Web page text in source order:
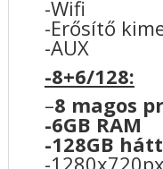
-Wifi
-Erősítő
-AUX
-8+6/128:
–8 magos
-6GB RAM
-128GB
-